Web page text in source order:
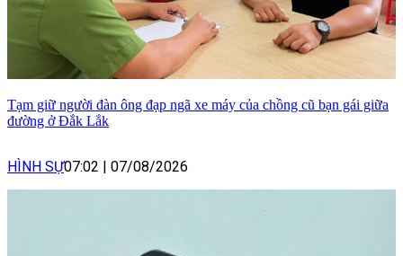
Tạm giữ người đàn ông đạp ngã xe máy của chồng cũ bạn gái giữa
đường ở Đắk Lắk
HÌNH SỰ07:02 07/08/2026